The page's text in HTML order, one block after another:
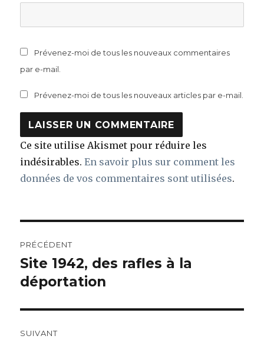
Prévenez-moi de tous les nouveaux commentaires
par e-mail.
Prévenez-moi de tous les nouveaux articles par e-mail.
Ce site utilise Akismet pour réduire les
indésirables.En savoir plus sur comment les
données de vos commentaires sont utilisées.
de
l’article
PRÉCÉDENT
Article
précédent :
Site 1942, des rafles à la
déportation
SUIVANT